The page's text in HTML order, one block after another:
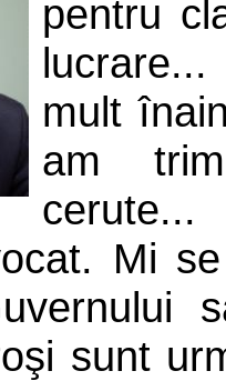
pentru
mult
am
Mi
sunt